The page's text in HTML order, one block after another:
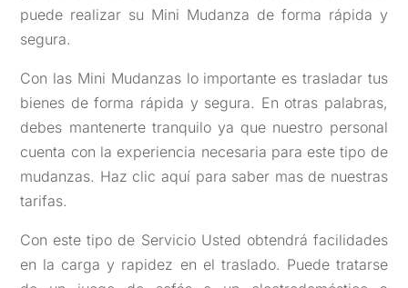
puede realizar su Mini Mudanza de forma rápida y
segura.
Con las Mini Mudanzas lo importante es trasladar tus
bienes de forma rápida y segura. En otras palabras,
debes mantenerte tranquilo ya que nuestro personal
cuenta con la experiencia necesaria para este tipo de
mudanzas. Haz clic aquí para saber mas de nuestras
tarifas.
Con este tipo de Servicio Usted obtendrá facilidades
en la carga y rapidez en el traslado. Puede tratarse